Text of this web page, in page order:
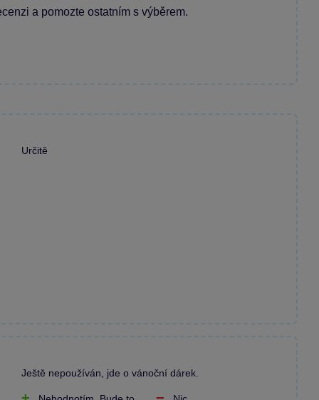
a pomozte ostatním s výběrem.
Určitě
Ještě nepoužíván, jde o vánoční dárek.